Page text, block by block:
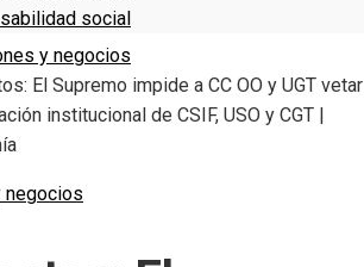
social
y negocios
El Supremo impide a CC OO y UGT
institucional de CSIF, USO y CGT |
negocios